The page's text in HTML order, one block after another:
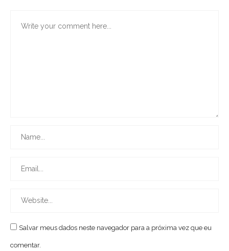
Salvar meus dados neste navegador para a próxima vez que eu
comentar.